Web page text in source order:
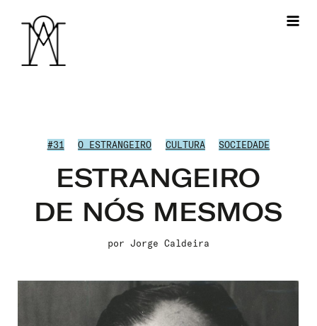
#31 O ESTRANGEIRO CULTURA SOCIEDADE
ESTRANGEIRO
DE NÓS MESMOS
por Jorge Caldeira